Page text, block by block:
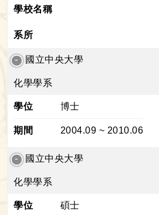
學校名稱
系所
國立中央大學
化學學系
學位 博士
期間 2004.09 ~ 2010.06
國立中央大學
化學學系
學位 碩士